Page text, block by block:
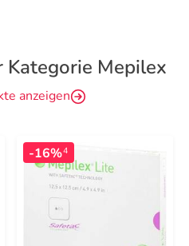
Kategorie Mepilex
anzeigen
-16%4